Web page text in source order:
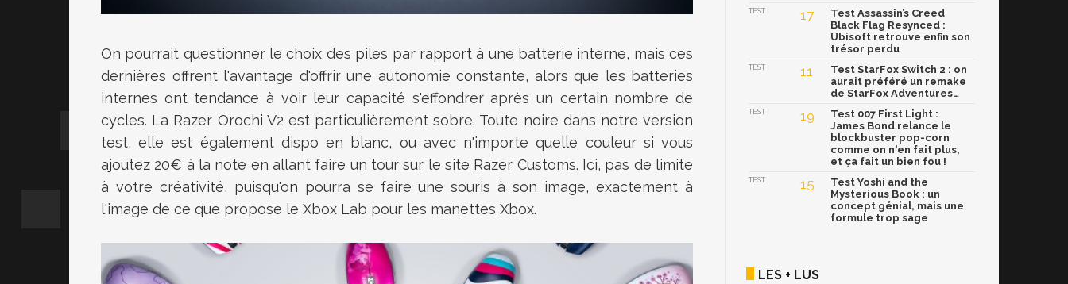
On pourrait questionner le choix des piles par rapport à une batterie interne, mais ces
dernières offrent l'avantage d'offrir une autonomie constante, alors que les batteries
internes ont tendance à voir leur capacité s'effondrer après un certain nombre de
cycles. La Razer Orochi V2 est particulièrement sobre. Toute noire dans notre version
test, elle est également dispo en blanc, ou avec n'importe quelle couleur si vous
ajoutez 20€ à la note en allant faire un tour sur le site Razer Customs. Ici, pas de limite
à votre créativité, puisqu'on pourra se faire une souris à son image, exactement à
l'image de ce que propose le Xbox Lab pour les manettes Xbox.
TEST 17
Test Assassin’s Creed
Black Flag Resynced :
Ubisoft retrouve enfin son
trésor perdu
TEST 11
Test StarFox Switch 2 : on
aurait préféré un remake
de StarFox Adventures…
TEST 19
Test 007 First Light :
James Bond relance le
blockbuster pop-corn
comme on n'en fait plus,
et ça fait un bien fou !
TEST 15
Test Yoshi and the
Mysterious Book : un
concept génial, mais une
formule trop sage
LES + LUS